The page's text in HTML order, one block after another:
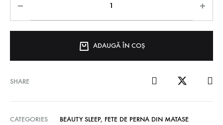
ADAUGĂ ÎN COȘ
SHARE
CATEGORIES BEAUTY SLEEP, FETE DE PERNA DIN MATASE